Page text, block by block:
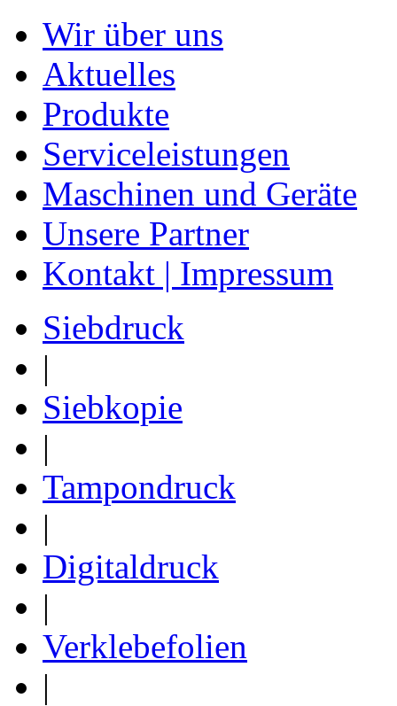
Wir über uns
Aktuelles
Produkte
Serviceleistungen
Maschinen und Geräte
Unsere Partner
Kontakt | Impressum
Siebdruck
|
Siebkopie
|
Tampondruck
|
Digitaldruck
|
Verklebefolien
|